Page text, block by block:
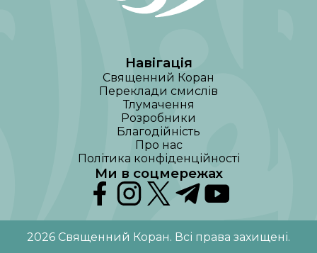
Навігація
Священний Коран
Переклади смислів
Тлумачення
Розробники
Благодійність
Про нас
Політика конфіденційності
Ми в соцмережах
2026 Священний Коран. Всі права захищені.